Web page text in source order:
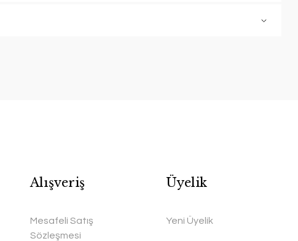
Alışveriş
Mesafeli Satış
Sözleşmesi
Üyelik
Yeni Üyelik